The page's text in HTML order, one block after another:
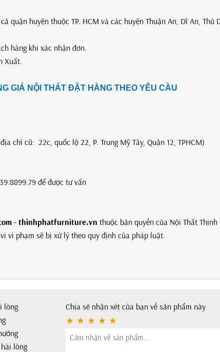
quận huyện thuộc TP. HCM và các huyện Thuận An, Dĩ An, Thủ
hàng khi xác nhận đơn.
Xuất.
GIÁ NỘI THẤT ĐẶT HÀNG THEO YÊU CẦU
chỉ cũ: 22c, quốc lộ 22, P. Trung Mỹ Tây, Quận 12, TPHCM)
để được tư vấn
- thinhphatfurniture.vn thuộc bản quyền của Nội Thất
vi phạm sẽ bị xử lý theo quy định của pháp luật.
lòng
lòng
Chia sẻ nhận xét của bạn về sản phẩm này